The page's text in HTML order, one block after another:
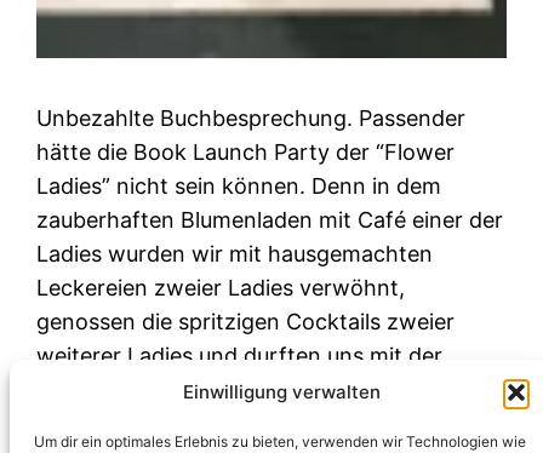
Einwilligung verwalten
Um dir ein optimales Erlebnis zu bieten, verwenden wir Technologien wie
Unbezahlte Buchbesprechung. Passender
hätte die Book Launch Party der “Flower
Ladies” nicht sein können. Denn in dem
zauberhaften Blumenladen mit Café einer der
Ladies wurden wir mit hausgemachten
Leckereien zweier Ladies verwöhnt,
genossen die spritzigen Cocktails zweier
weiterer Ladies und durften uns mit der
Autorin persönlich eigene Blumenkränze